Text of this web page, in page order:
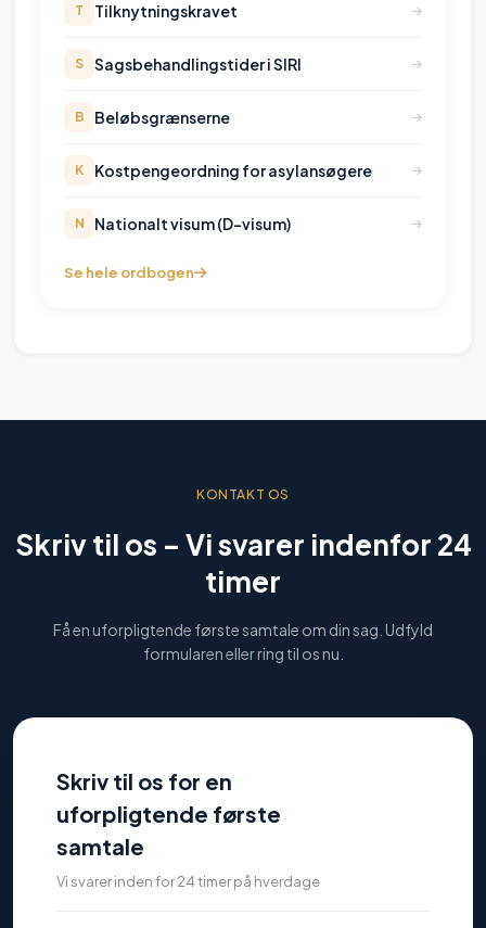
T Tilknytningskravet
S Sagsbehandlingstider i SIRI
B Beløbsgrænserne
K Kostpengeordning for asylansøgere
N Nationalt visum (D-visum)
Se hele ordbogen
KONTAKT OS
Skriv til os – Vi svarer indenfor 24
timer
Få en uforpligtende første samtale om din sag. Udfyld
formularen eller ring til os nu.
Skriv til os for en
uforpligtende første
samtale
Vi svarer inden for 24 timer på hverdage